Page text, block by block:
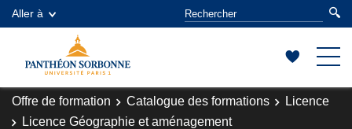
Aller à
Offre de formation Catalogue des formations
Licence
Licence Géographie et aménagement